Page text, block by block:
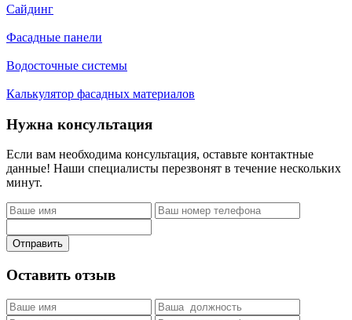
Сайдинг
Фасадные панели
Водосточные системы
Калькулятор фасадных материалов
Нужна консультация
Если вам необходима консультация, оставьте контактные
данные! Наши специалисты перезвонят в течение нескольких
минут.
Отправить
Оставить отзыв